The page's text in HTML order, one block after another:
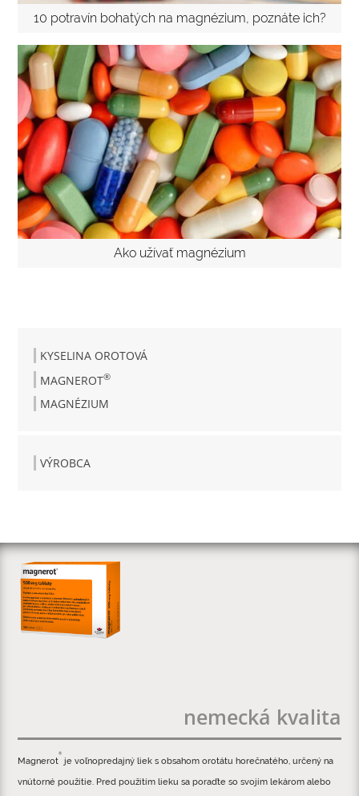
10 potravín bohatých na magnézium, poznáte ich?
Ako užívať magnézium
KYSELINA OROTOVÁ
MAGNEROT®
MAGNÉZIUM
VÝROBCA
nemecká kvalita
Magnerot
®
je voľnopredajný liek s obsahom orotátu horečnatého, určený na
vnútorné použitie. Pred použitím lieku sa poraďte so svojím lekárom alebo